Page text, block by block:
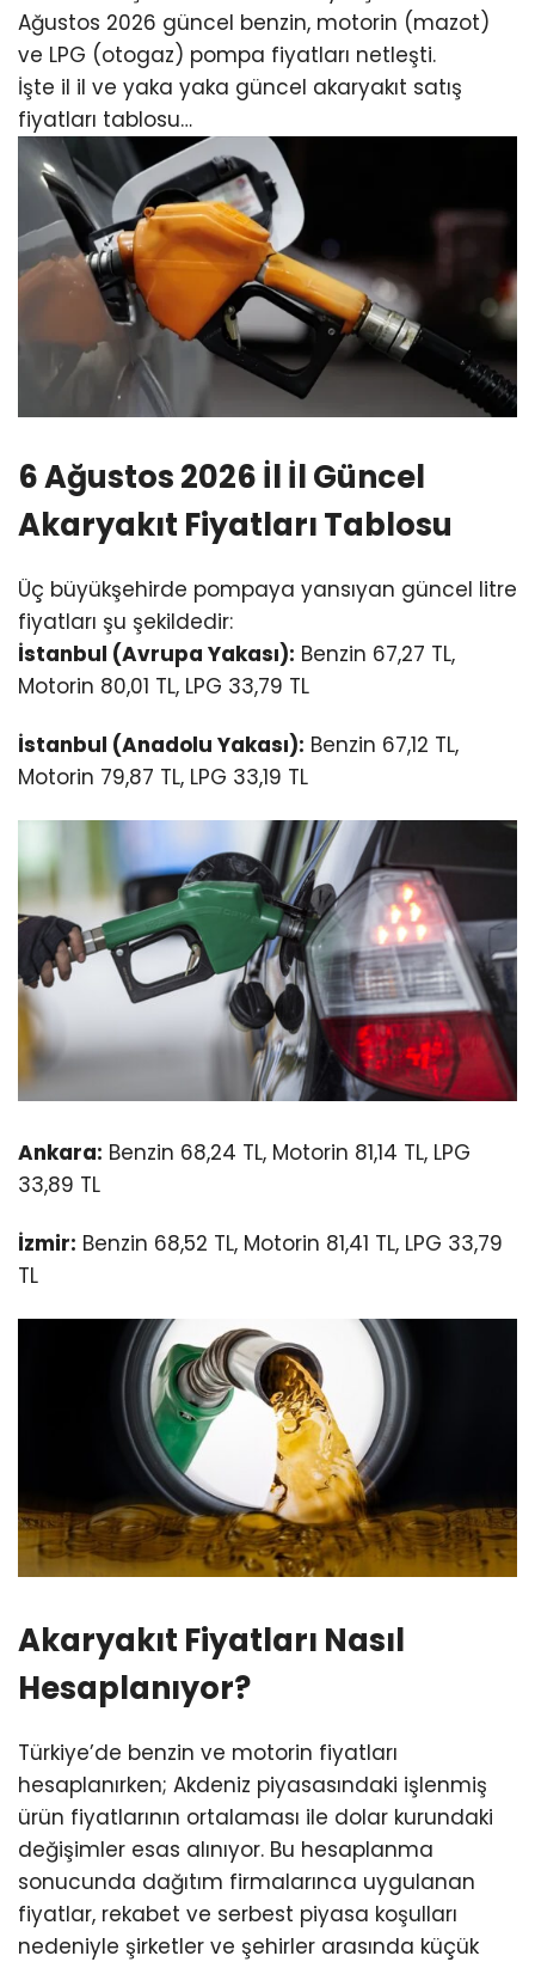
Ağustos 2026 güncel benzin, motorin (mazot)
ve LPG (otogaz) pompa fiyatları netleşti.
İşte il il ve yaka yaka güncel akaryakıt satış
fiyatları tablosu…
6 Ağustos 2026 İl İl Güncel
Akaryakıt Fiyatları Tablosu
Üç büyükşehirde pompaya yansıyan güncel litre
fiyatları şu şekildedir:
İstanbul (Avrupa Yakası): Benzin 67,27 TL,
Motorin 80,01 TL, LPG 33,79 TL
İstanbul (Anadolu Yakası): Benzin 67,12 TL,
Motorin 79,87 TL, LPG 33,19 TL
Ankara: Benzin 68,24 TL, Motorin 81,14 TL, LPG
33,89 TL
İzmir: Benzin 68,52 TL, Motorin 81,41 TL, LPG 33,79
TL
Akaryakıt Fiyatları Nasıl
Hesaplanıyor?
Türkiye’de benzin ve motorin fiyatları
hesaplanırken; Akdeniz piyasasındaki işlenmiş
ürün fiyatlarının ortalaması ile dolar kurundaki
değişimler esas alınıyor. Bu hesaplanma
sonucunda dağıtım firmalarınca uygulanan
fiyatlar, rekabet ve serbest piyasa koşulları
nedeniyle şirketler ve şehirler arasında küçük